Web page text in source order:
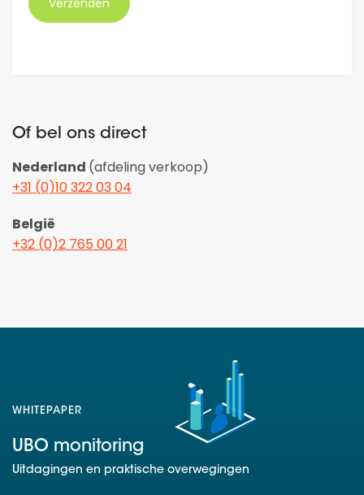
Of bel ons direct
Nederland (afdeling verkoop)
+31 (0)10 322 03 04
België
+32 (0)2 765 00 21
WHITEPAPER
UBO monitoring
Uitdagingen en praktische overwegingen